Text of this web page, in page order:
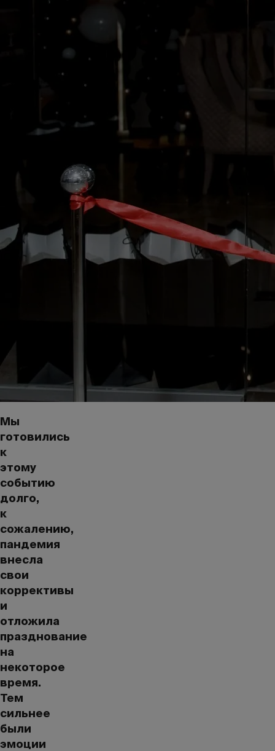
Мы
готовились
к
этому
событию
долго,
к
сожалению,
пандемия
внесла
свои
коррективы
и
отложила
празднование
на
некоторое
время.
Тем
сильнее
были
эмоции